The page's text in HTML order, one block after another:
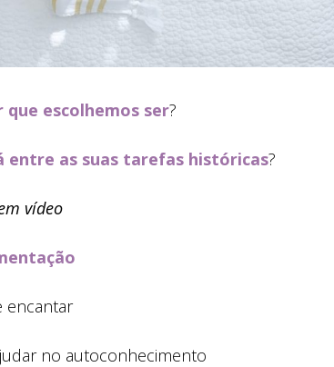
que escolhemos ser?
entre as suas tarefas históricas?
vídeo
encantar
no autoconhecimento